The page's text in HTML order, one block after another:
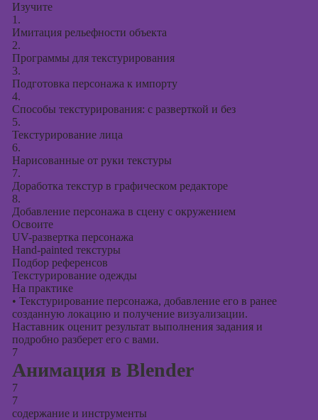
Изучите
1.
Имитация рельефности объекта
2.
Программы для текстурирования
3.
Подготовка персонажа к импорту
4.
Способы текстурирования: с разверткой и без
5.
Текстурирование лица
6.
Нарисованные от руки текстуры
7.
Доработка текстур в графическом редакторе
8.
Добавление персонажа в сцену с окружением
Освоите
UV-развертка персонажа
Hand-painted текстуры
Подбор референсов
Текстурирование одежды
На практике
• Текстурирование персонажа, добавление его в ранее
созданную локацию и получение визуализации.
Наставник оценит результат выполнения задания и
подробно разберет его с вами.
7
Анимация в Blender
7
7
содержание и инструменты